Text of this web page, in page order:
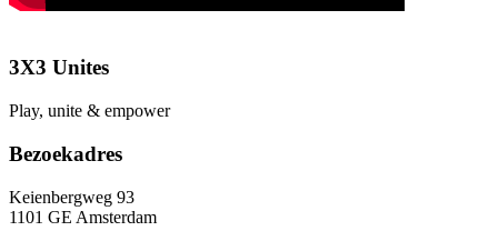
3X3 Unites
Play, unite & empower
Bezoekadres
Keienbergweg 93
1101 GE Amsterdam